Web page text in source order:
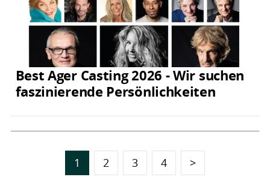
Best Ager Casting 2026 - Wir suchen
faszinierende Persönlichkeiten
1 2 3 4 >